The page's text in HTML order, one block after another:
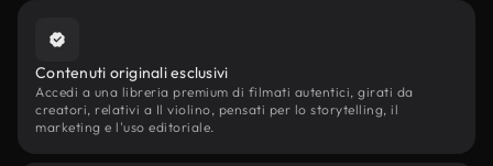
Contenuti originali esclusivi
Accedi a una libreria premium di filmati autentici, girati da
creatori, relativi a Il violino, pensati per lo storytelling, il
marketing e l'uso editoriale.